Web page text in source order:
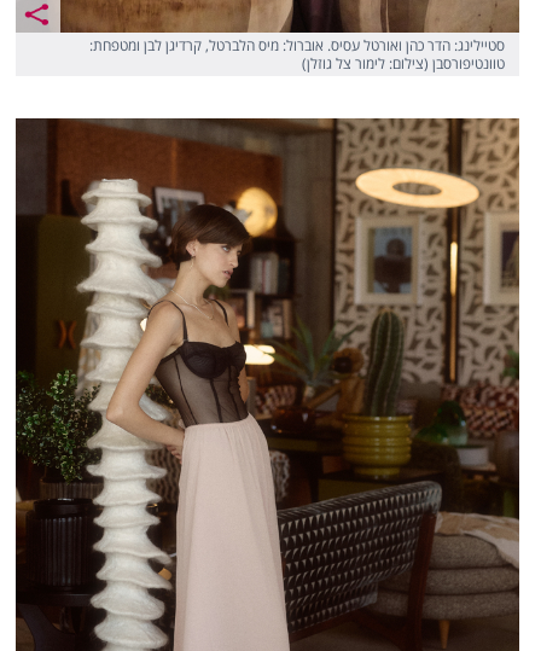
סטיילינג: הדר כהן ואורטל עסיס. אוברול: מיס הלברטל, קרדיגן לבן ומטפחת:
טוונטיפורסבן (צילום: לימור צל גוזלן)